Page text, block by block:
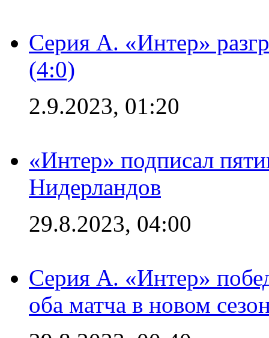
Серия А. «Интер»
(4:0)
2.9.2023, 01:20
«Интер» подписал
Нидерландов
29.8.2023, 04:00
Серия А. «Интер»
оба матча в новом